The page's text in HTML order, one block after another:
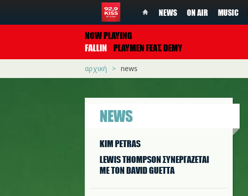
NEWS ON AIR MUSIC
NOW PLAYING
FALLIN
PLAYMEN FEAT. DEMY
αρχική news
NEWS
KIM PETRAS
LEWIS THOMPSON ΣΥΝΕΡΓAΖΕΤΑΙ
ΜΕ ΤΟΝ DAVID GUETTA